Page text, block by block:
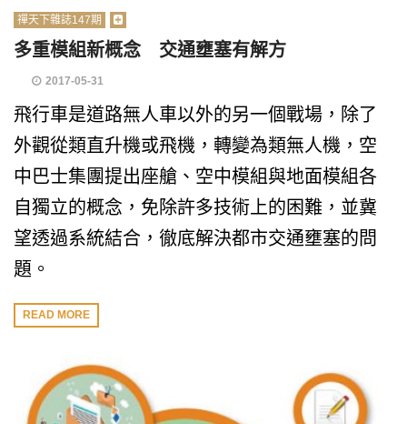
禪天下雜誌147期
多重模組新概念 交通壅塞有解方
2017-05-31
飛行車是道路無人車以外的另一個戰場，除了
外觀從類直升機或飛機，轉變為類無人機，空
中巴士集團提出座艙、空中模組與地面模組各
自獨立的概念，免除許多技術上的困難，並冀
望透過系統結合，徹底解決都市交通壅塞的問
題。
READ MORE